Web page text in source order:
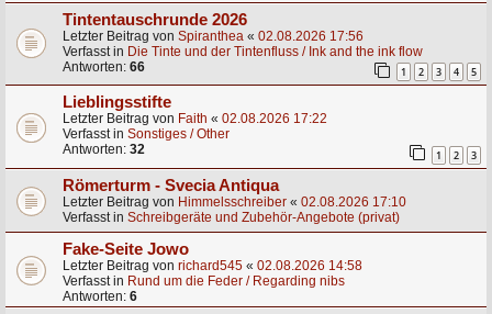
Tintentauschrunde 2026
Letzter Beitrag von Spiranthea « 02.08.2026 17:56
Verfasst in Die Tinte und der Tintenfluss / Ink and the ink flow
Antworten: 66 1 2 3 4 5
Lieblingsstifte
Letzter Beitrag von Faith « 02.08.2026 17:22
Verfasst in Sonstiges / Other
Antworten: 32 1 2 3
Römerturm - Svecia Antiqua
Letzter Beitrag von Himmelsschreiber « 02.08.2026 17:10
Verfasst in Schreibgeräte und Zubehör-Angebote (privat)
Fake-Seite Jowo
Letzter Beitrag von richard545 « 02.08.2026 14:58
Verfasst in Rund um die Feder / Regarding nibs
Antworten: 6